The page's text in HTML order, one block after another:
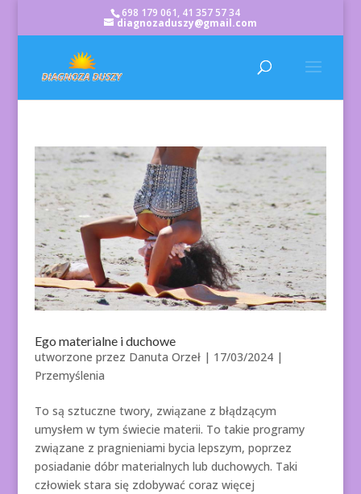
698 179 061, 41 357 57 34
diagnozaduszy@gmail.com
Ego materialne i duchowe
utworzone przez Danuta Orzeł| 17/03/2024|
Przemyślenia
To są sztuczne twory, związane z błądzącym
umysłem w tym świecie materii. To takie programy
związane z pragnieniami bycia lepszym, poprzez
posiadanie dóbr materialnych lub duchowych. Taki
człowiek stara się zdobywać coraz więcej